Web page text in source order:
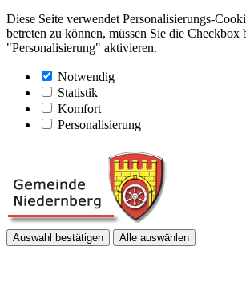
Diese Seite verwendet Personalisierungs-
betreten zu können, müssen Sie die Checkbox
"Personalisierung" aktivieren.
Notwendig
Statistik
Komfort
Personalisierung
Auswahl bestätigen Alle auswählen